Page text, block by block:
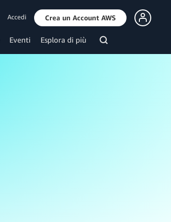
Accedi Crea un Account AWS
Eventi Esplora di più